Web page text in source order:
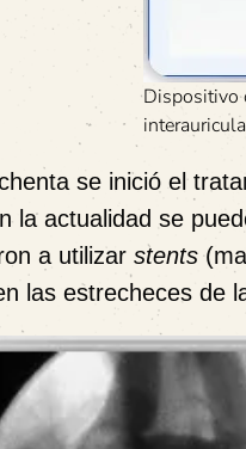
Dispositivo
se inició el
la actualidad se
a utilizar stents
las estrecheces de